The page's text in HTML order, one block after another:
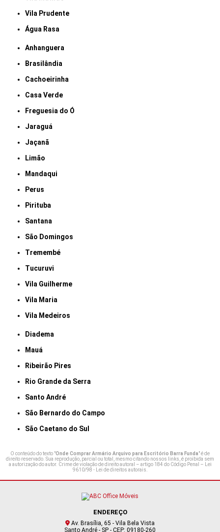
Vila Prudente
Água Rasa
Anhanguera
Brasilândia
Cachoeirinha
Casa Verde
Freguesia do Ó
Jaraguá
Jaçanã
Limão
Mandaqui
Perus
Pirituba
Santana
São Domingos
Tremembé
Tucuruvi
Vila Guilherme
Vila Maria
Vila Medeiros
Diadema
Mauá
Ribeirão Pires
Rio Grande da Serra
Santo André
São Bernardo do Campo
São Caetano do Sul
O conteúdo do texto "Onde Comprar Armário Arquivo para Escritório Barra Funda" é de
direito reservado. Sua reprodução, parcial ou total, mesmo citando nossos links, é proibida sem
a autorização do autor. Crime de violação de direito autoral – artigo 184 do Código Penal – Lei
9610/98 - Lei de direitos autorais.
ENDEREÇO
Av. Brasília, 65 - Vila Bela Vista
Santo André - SP - CEP: 09180-260